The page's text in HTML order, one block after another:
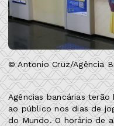
© Antonio Cruz/Agência
Agências bancárias
ao público nos dias de
do Mundo. O horário de